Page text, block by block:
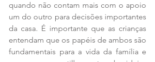
quando não contam mais com o apoio
um do outro para decisões importantes
da casa. É importante que as crianças
entendam que os papéis de ambos são
fundamentais para a vida da família e